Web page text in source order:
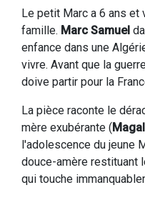
Le petit Marc a 6 ans et
famille. Marc Samuel
enfance dans une
vivre. Avant que la
doive partir pour la
La pièce raconte le
mère exubérante (
l'adolescence du jeune
douce-amère restituant
qui touche